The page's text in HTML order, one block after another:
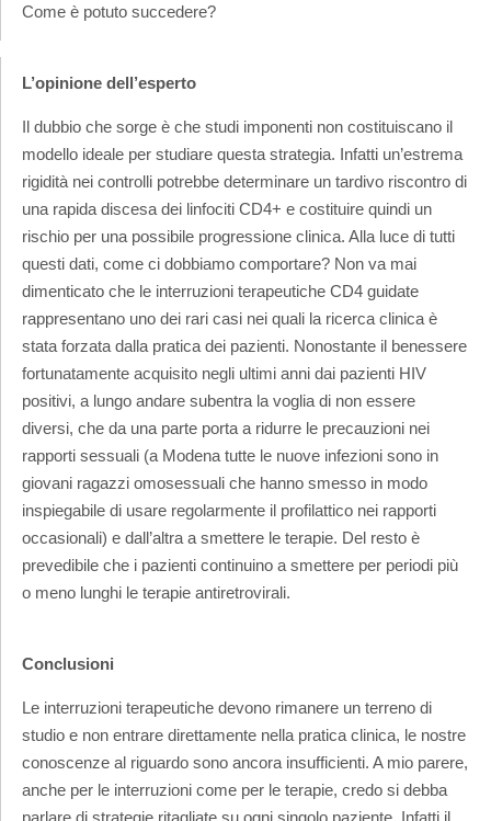
Come è potuto succedere?
L’opinione dell’esperto
Il dubbio che sorge è che studi imponenti non costituiscano il
modello ideale per studiare questa strategia. Infatti un’estrema
rigidità nei controlli potrebbe determinare un tardivo riscontro di
una rapida discesa dei linfociti CD4+ e costituire quindi un
rischio per una possibile progressione clinica. Alla luce di tutti
questi dati, come ci dobbiamo comportare? Non va mai
dimenticato che le interruzioni terapeutiche CD4 guidate
rappresentano uno dei rari casi nei quali la ricerca clinica è
stata forzata dalla pratica dei pazienti. Nonostante il benessere
fortunatamente acquisito negli ultimi anni dai pazienti HIV
positivi, a lungo andare subentra la voglia di non essere
diversi, che da una parte porta a ridurre le precauzioni nei
rapporti sessuali (a Modena tutte le nuove infezioni sono in
giovani ragazzi omosessuali che hanno smesso in modo
inspiegabile di usare regolarmente il profilattico nei rapporti
occasionali) e dall’altra a smettere le terapie. Del resto è
prevedibile che i pazienti continuino a smettere per periodi più
o meno lunghi le terapie antiretrovirali.
Conclusioni
Le interruzioni terapeutiche devono rimanere un terreno di
studio e non entrare direttamente nella pratica clinica, le nostre
conoscenze al riguardo sono ancora insufficienti. A mio parere,
anche per le interruzioni come per le terapie, credo si debba
parlare di strategie ritagliate su ogni singolo paziente. Infatti il